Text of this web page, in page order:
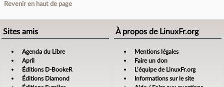
Revenir en haut de page
Sites amis
Agenda du Libre
April
Éditions D-BookeR
Éditions Diamond
À propos de LinuxFr.org
Mentions légales
Faire un don
L’équipe de LinuxFr.org
Informations sur le site